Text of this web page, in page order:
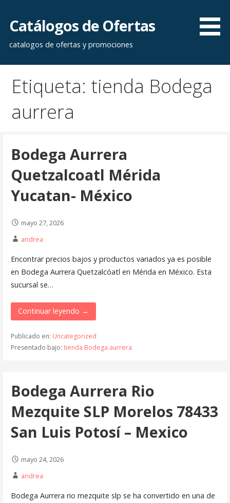
contenido
Catálogos de Ofertas
catalogos de ofertas y promociones
Etiqueta: tienda Bodega
aurrera
Bodega Aurrera
Quetzalcoatl Mérida
Yucatan- México
mayo 27, 2026
andrea
Encontrar precios bajos y productos variados ya es posible
en Bodega Aurrera Quetzalcóatl en Mérida en México. Esta
sucursal se…
Continuar leyendo →
Publicado en: Uncategorized
Presentado bajo: tienda Bodega aurrera
Bodega Aurrera Rio
Mezquite SLP Morelos 78433
San Luis Potosí – Mexico
mayo 24, 2026
andrea
Bodega Aurrera rio mezquite slp se ha convertido en una de